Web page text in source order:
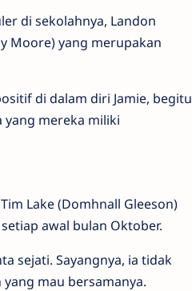
di sekolahnya, Landon
Moore) yang merupakan
di dalam diri Jamie, begitu
mereka miliki
Lake (Domhnall Gleeson)
awal bulan Oktober.
sejati. Sayangnya, ia tidak
mau bersamanya.